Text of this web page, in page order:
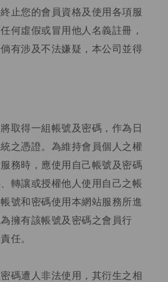
止您的會員資格及使用各項服
何虛假或冒用他人名義註冊，
有涉及不法嫌疑，本公司並得
取得一組帳號及密碼，作為日
之憑證。為維持會員個人之權
務時，應使用自己帳號及密碼
轉讓或授權他人使用自己之帳
號和密碼使用本網站服務所進
擁有該帳號及密碼之會員行
任。
碼遭人非法使用，其衍生之相